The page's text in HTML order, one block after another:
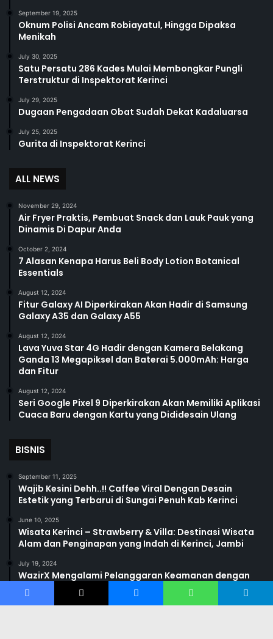
September 19, 2025
Oknum Polisi Ancam Robiayatul, Hingga Dipaksa
Menikah
July 30, 2025
Satu Persatu 286 Kades Mulai Membongkar Pungli
Terstruktur di Inspektorat Kerinci
July 29, 2025
Dugaan Pengadaan Obat Sudah Dekat Kadaluarsa
July 25, 2025
Gurita di Inspektorat Kerinci
ALL NEWS
November 29, 2024
Air Fryer Praktis, Pembuat Snack dan Lauk Pauk yang
Dinamis Di Dapur Anda
October 2, 2024
7 Alasan Kenapa Harus Beli Body Lotion Botanical
Essentials
August 12, 2024
Fitur Galaxy AI Diperkirakan Akan Hadir di Samsung
Galaxy A35 dan Galaxy A55
August 12, 2024
Lava Yuva Star 4G Hadir dengan Kamera Belakang
Ganda 13 Megapiksel dan Baterai 5.000mAh: Harga
dan Fitur
August 12, 2024
Seri Google Pixel 9 Diperkirakan Akan Memiliki Aplikasi
Cuaca Baru dengan Kartu yang Dididesain Ulang
BISNIS
September 11, 2025
Wajib Kesini Dehh..!! Caffee Viral Dengan Desain
Estetik yang Terbarui di Sungai Penuh Kab Kerinci
June 10, 2025
Wisata Kerinci – Strawberry & Villa: Destinasi Wisata
Alam dan Penginapan yang Indah di Kerinci, Jambi
July 19, 2024
WazirX Mengalami Pelanggaran Keamanan dengan
$234,9 Juta Diduga Terancam; Penarikan dan Setoran
Dihentikan
Facebook X Messenger WhatsApp Telegram